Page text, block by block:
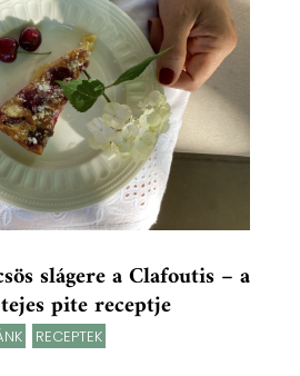
slágere a Clafoutis – a
pite receptje
RECEPTEK